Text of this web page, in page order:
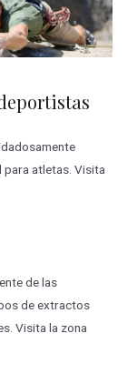
para atletas. Visita
de las
de extractos
Visita la zona